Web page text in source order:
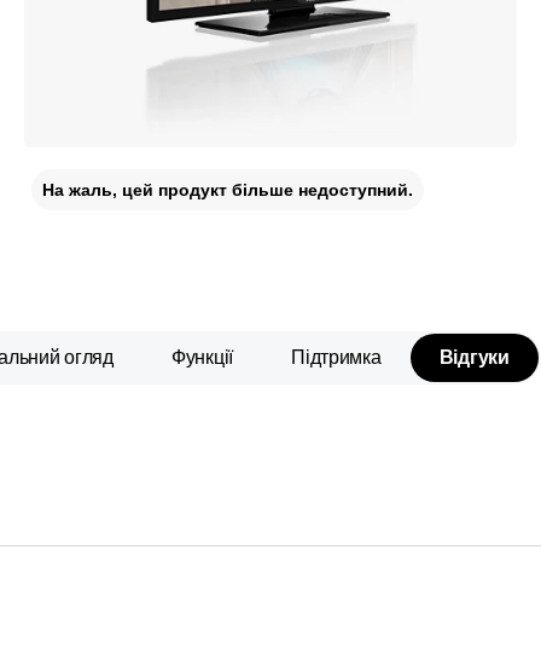
На жаль, цей продукт більше недоступний.
огляд Функції Підтримка Відгуки